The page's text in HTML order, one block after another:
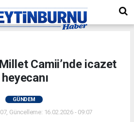
Camii’nde icazet
heyecanı
GÜNDEM
Güncelleme: 16.02.2026 - 09:07